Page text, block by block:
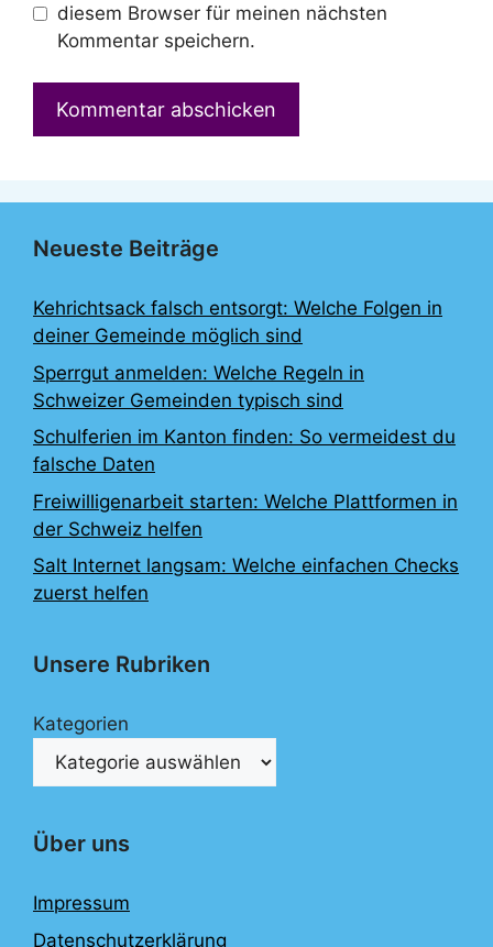
diesem Browser für meinen nächsten
Kommentar speichern.
Neueste Beiträge
Kehrichtsack falsch entsorgt: Welche Folgen in
deiner Gemeinde möglich sind
Sperrgut anmelden: Welche Regeln in
Schweizer Gemeinden typisch sind
Schulferien im Kanton finden: So vermeidest du
falsche Daten
Freiwilligenarbeit starten: Welche Plattformen in
der Schweiz helfen
Salt Internet langsam: Welche einfachen Checks
zuerst helfen
Unsere Rubriken
Kategorien
Über uns
Impressum
Datenschutzerklärung